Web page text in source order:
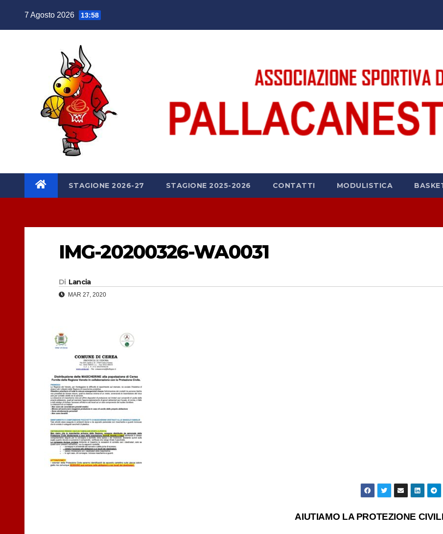
7 Agosto 2026 13:58
STAGIONE 2026-27 STAGIONE 2025-2026 CONTATTI MODULISTICA
IMG-20200326-WA0031
Di Lancia
MAR 27, 2020
AIUTIAMO LA PROTEZIONE